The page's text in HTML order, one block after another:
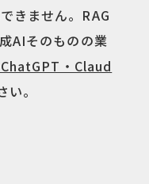
きません。RAG
AIそのものの業
・Claud
。